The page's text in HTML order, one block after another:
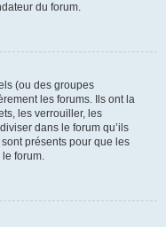
du forum.
(ou des groupes
les forums. Ils ont la
les verrouiller, les
dans le forum qu’ils
présents pour que les
forum.